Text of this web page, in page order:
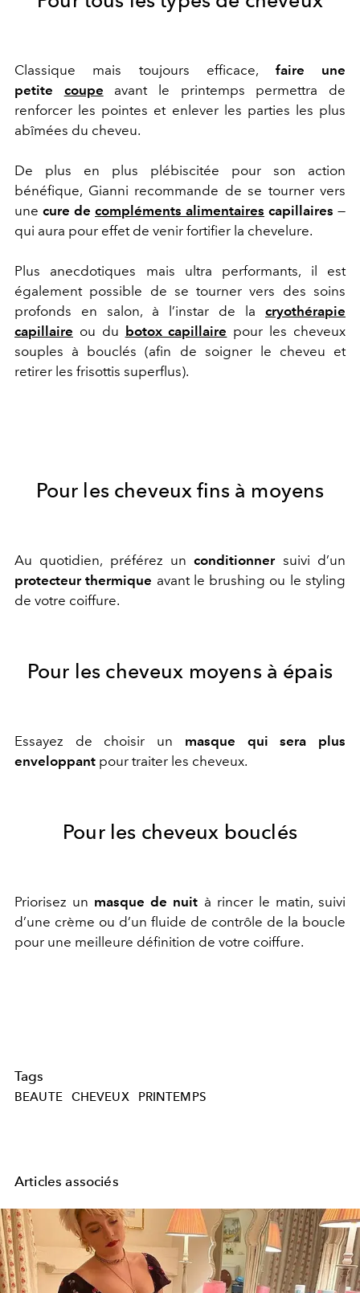
Classique mais toujours efficace, faire une
petite coupe avant le printemps permettra de
renforcer les pointes et enlever les parties les plus
abîmées du cheveu.
De plus en plus plébiscitée pour son action
bénéfique, Gianni recommande de se tourner vers
une cure de compléments alimentaires capillaires —
qui aura pour effet de venir fortifier la chevelure.
Plus anecdotiques mais ultra performants, il est
également possible de se tourner vers des soins
profonds en salon, à l’instar de la cryothérapie
capillaire ou du botox capillaire pour les cheveux
souples à bouclés (afin de soigner le cheveu et
retirer les frisottis superflus).
Pour les cheveux fins à moyens
Au quotidien, préférez unconditionnersuivi d’un
protecteur thermique avant le brushing ou le styling
de votre coiffure.
Pour les cheveux moyens à épais
Essayez de choisir un masque qui sera plus
enveloppant pour traiter les cheveux.
Pour les cheveux bouclés
Priorisez un masque de nuit à rincer le matin, suivi
d’une crème ou d’un fluide de contrôle de la boucle
pour une meilleure définition de votre coiffure.
Tags
BEAUTE CHEVEUX PRINTEMPS
Articles associés